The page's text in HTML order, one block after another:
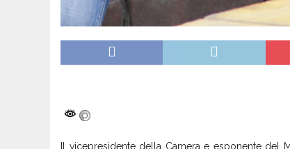
Il vicepresidente della Camera e esponente del